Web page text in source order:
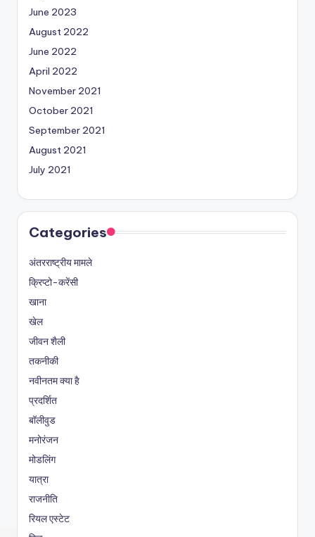
June 2023
August 2022
June 2022
April 2022
November 2021
October 2021
September 2021
August 2021
July 2021
Categories
अंतरराष्ट्रीय मामले
क्रिप्टो-करेंसी
खाना
खेल
जीवन शैली
तकनीकी
नवीनतम क्या है
प्रदर्शित
बॉलीवुड
मनोरंजन
मोडलिंग
यात्रा
राजनीति
रियल एस्टेट